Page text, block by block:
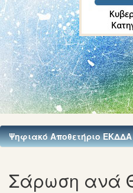
Ψηφιακό Αποθετήριο ΕΚΔΔΑ
Σάρωση ανά